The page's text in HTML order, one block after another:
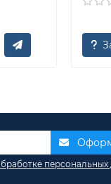
персональных